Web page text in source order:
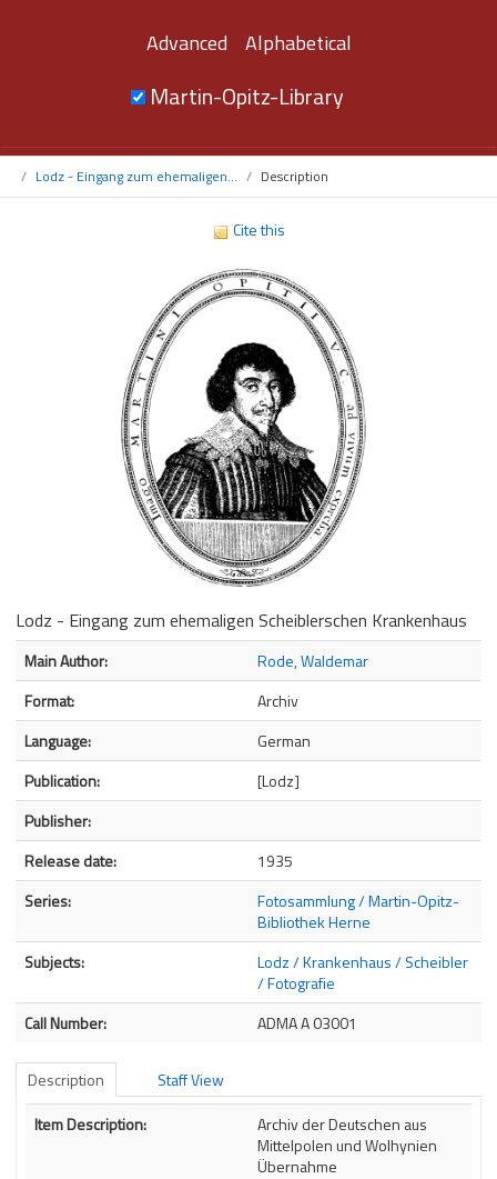
Advanced Alphabetical
Martin-Opitz-Library
Lodz - Eingang zum ehemaligen... Description
Cite this
Lodz - Eingang zum ehemaligen Scheiblerschen Krankenhaus
Bibliographic Details
Main Author:
Rode, Waldemar
Format:
Archiv
Language:
German
Publication:
[Lodz]
Publisher:
Release date:
1935
Series:
Fotosammlung / Martin-Opitz-
Bibliothek Herne
Subjects:
Lodz / Krankenhaus / Scheibler
/ Fotografie
Call Number:
ADMA A 03001
Description
Staff View
Description
Item Description:
Archiv der Deutschen aus
Mittelpolen und Wolhynien
Übernahme